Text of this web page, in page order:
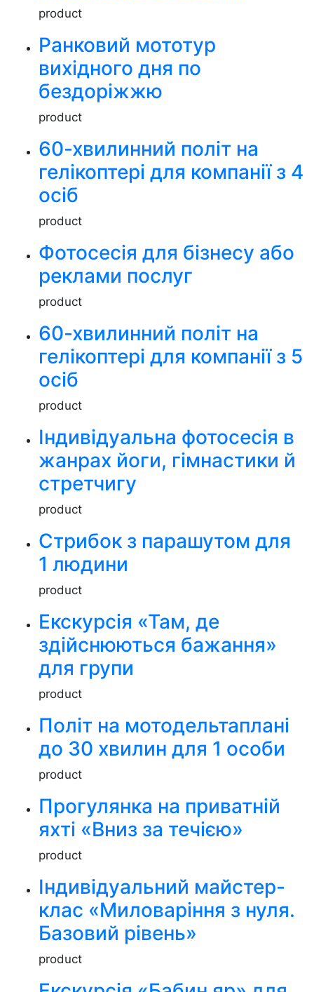
product
Ранковий мототур
вихідного дня по
бездоріжжю
product
60-хвилинний політ на
гелікоптері для компанії з 4
осіб
product
Фотосесія для бізнесу або
реклами послуг
product
60-хвилинний політ на
гелікоптері для компанії з 5
осіб
product
Індивідуальна фотосесія в
жанрах йоги, гімнастики й
стретчигу
product
Стрибок з парашутом для
1 людини
product
Екскурсія «Там, де
здійснюються бажання»
для групи
product
Політ на мотодельтаплані
до 30 хвилин для 1 особи
product
Прогулянка на приватній
яхті «Вниз за течією»
product
Індивідуальний майстер-
клас «Миловаріння з нуля.
Базовий рівень»
product